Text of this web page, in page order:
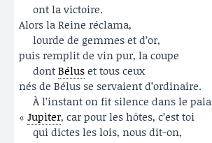
ont la victoire.
Alors la Reine réclama,
lourde de gemmes et d’or,
puis remplit de vin pur, la coupe
dontBéluset tous ceux
nés de Bélus se servaient d’ordinaire.
À l’instant on fit silence dans le
« Jupiter, car pour les hôtes, c’est toi
qui dictes les lois, nous dit-on,